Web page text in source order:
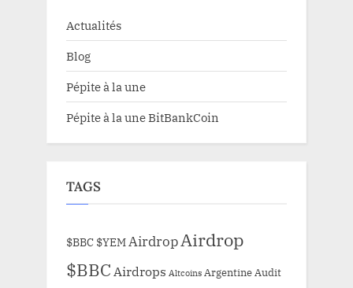
Actualités
Blog
Pépite à la une
Pépite à la une BitBankCoin
TAGS
$BBC $YEMAirdropAirdrop
$BBCAirdrops Altcoins Argentine Audit